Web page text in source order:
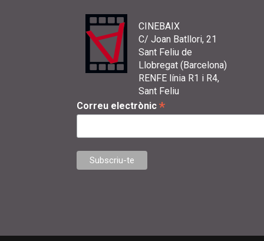
CINEBAIX
C/ Joan Batllori, 21
Sant Feliu de
Llobregat (Barcelona)
RENFE línia R1 i R4,
Sant Feliu
Correu electrònic *